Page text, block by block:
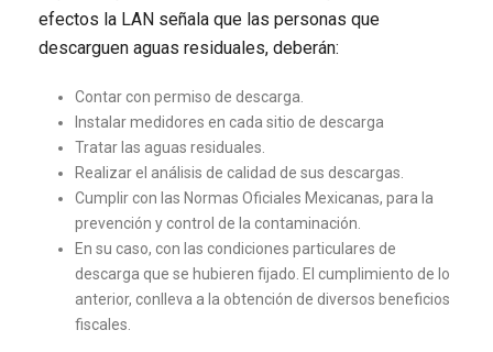
efectos la LAN señala que las personas que
descarguen aguas residuales, deberán:
Contar con permiso de descarga.
Instalar medidores en cada sitio de descarga
Tratar las aguas residuales.
Realizar el análisis de calidad de sus descargas.
Cumplir con las Normas Oficiales Mexicanas, para la
prevención y control de la contaminación.
En su caso, con las condiciones particulares de
descarga que se hubieren fijado. El cumplimiento de lo
anterior, conlleva a la obtención de diversos beneficios
fiscales.